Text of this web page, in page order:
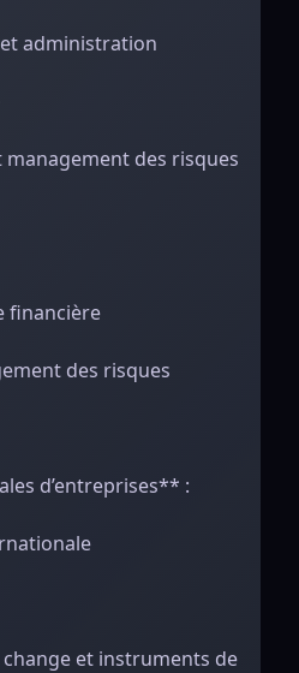
administration
des risques
financière
des risques
d’entreprises** :
et instruments de